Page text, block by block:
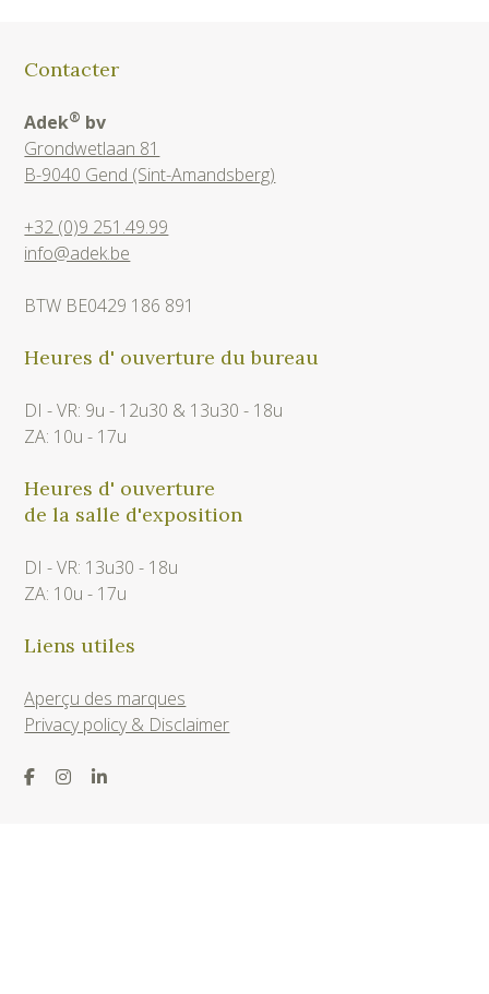
Contacter
Adek® bv
Grondwetlaan 81
B-9040 Gend (Sint-Amandsberg)
+32 (0)9 251.49.99
info@adek.be
BTW BE0429 186 891
Heures d' ouverture du bureau
DI - VR: 9u - 12u30 & 13u30 - 18u
ZA: 10u - 17u
Heures d' ouverture
de la salle d'exposition
DI - VR: 13u30 - 18u
ZA: 10u - 17u
Liens utiles
Aperçu des marques
Privacy policy & Disclaimer